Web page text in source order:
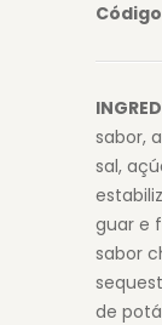
sabor,
sal,
guar e
sabor
de